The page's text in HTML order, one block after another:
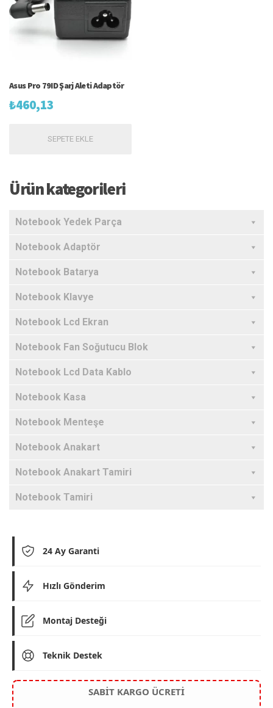
Asus Pro 79ID Şarj Aleti Adaptör
₺460,13
SEPETE EKLE
Ürün kategorileri
Notebook Yedek Parça
Notebook Adaptör
Notebook Batarya
Notebook Klavye
Notebook Lcd Ekran
Notebook Fan Soğutucu Blok
Notebook Lcd Data Kablo
Notebook Kasa
Notebook Menteşe
Notebook Anakart
Notebook Anakart Tamiri
Notebook Tamiri
24 Ay Garanti
Hızlı Gönderim
Montaj Desteği
Teknik Destek
SABİT KARGO ÜCRETİ